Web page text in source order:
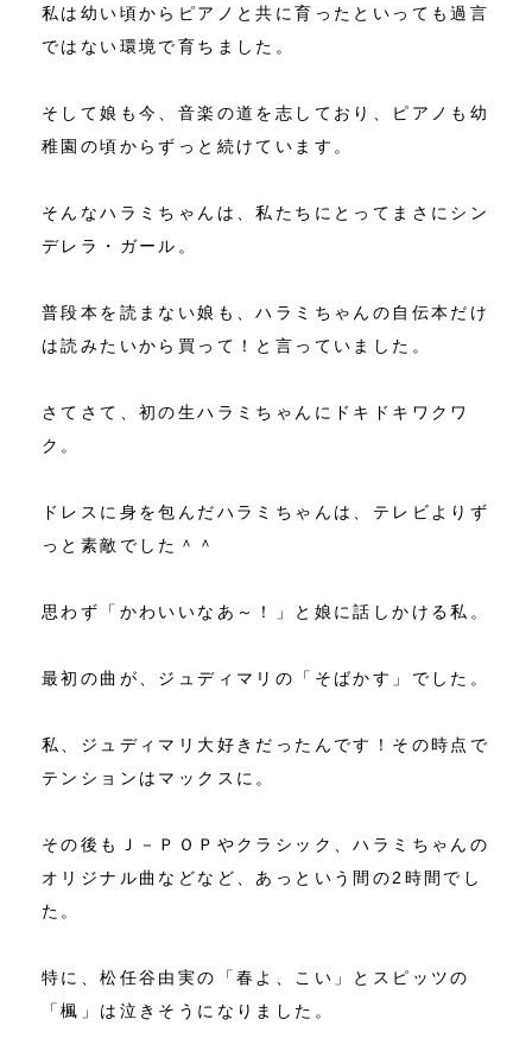
私は幼い頃からピアノと共に育ったといっても過言
ではない環境で育ちました。
そして娘も今、音楽の道を志しており、ピアノも幼
稚園の頃からずっと続けています。
そんなハラミちゃんは、私たちにとってまさにシン
デレラ・ガール。
普段本を読まない娘も、ハラミちゃんの自伝本だけ
は読みたいから買って！と言っていました。
さてさて、初の生ハラミちゃんにドキドキワクワ
ク。
ドレスに身を包んだハラミちゃんは、テレビよりず
っと素敵でした＾＾
思わず「かわいいなあ～！」と娘に話しかける私。
最初の曲が、ジュディマリの「そばかす」でした。
私、ジュディマリ大好きだったんです！その時点で
テンションはマックスに。
その後もＪ－ＰＯＰやクラシック、ハラミちゃんの
オリジナル曲などなど、あっという間の2時間でし
た。
特に、松任谷由実の「春よ、こい」とスピッツの
「楓」は泣きそうになりました。